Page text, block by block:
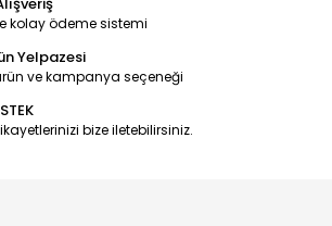
kolay ödeme sistemi
Yelpazesi
ve kampanya seçeneği
bize iletebilirsiniz.